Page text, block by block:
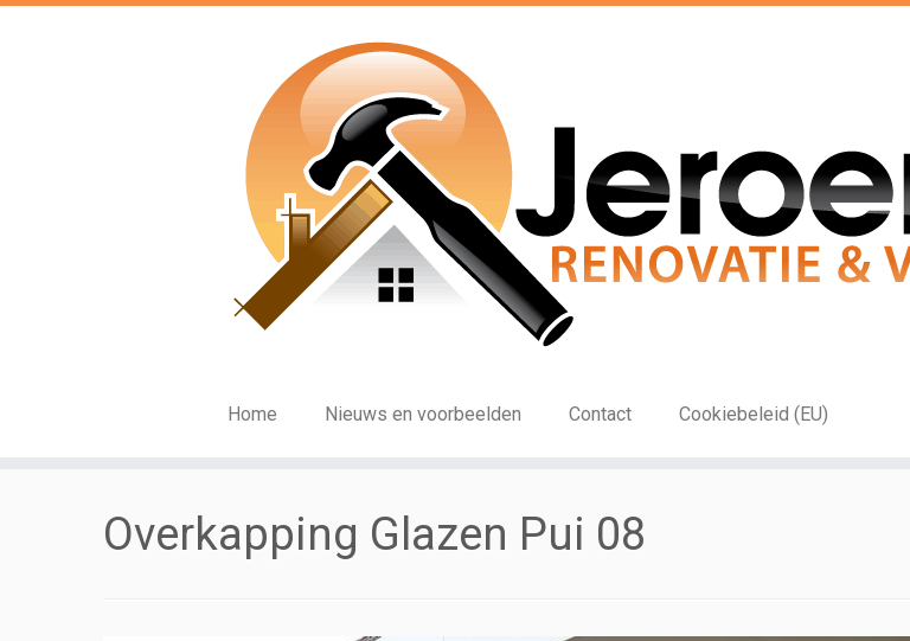
Ga
Home Nieuws en voorbeelden Contact Cookiebeleid (EU)
Overkapping Glazen Pui 08